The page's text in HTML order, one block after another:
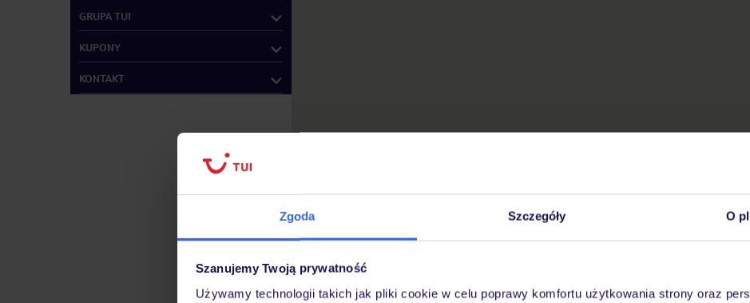
Zgoda Szczegóły O
Szanujemy Twoją prywatność
Używamy technologii takich jak pliki cookie w celu poprawy komfortu użytkowania strony oraz
GRUPA TUI
KUPONY
KONTAKT